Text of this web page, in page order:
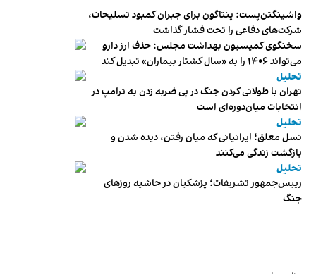
واشینگتن‌پست: پنتاگون برای جبران کمبود تسلیحات،
شرکت‌های دفاعی را تحت فشار گذاشت
سخنگوی کمیسیون بهداشت مجلس: حذف ارز دارو
می‌تواند ۱۴۰۶ را به «سال کشتار بیماران» تبدیل کند
تحلیل
تهران با طولانی کردن جنگ در پی ضربه زدن به ترامپ در
انتخابات میان‌دوره‌ای است
تحلیل
نسل معلق؛ ایرانیانی که میان رفتن، دیده شدن و
بازگشت زندگی می‌کنند
تحلیل
رییس‌جمهور تشریفات؛ پزشکیان در حاشیه روزهای
جنگ